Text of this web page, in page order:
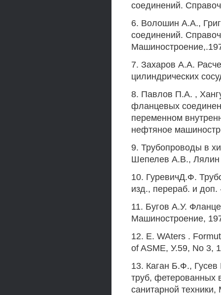
соединений.
6. Волошин A.A.,
соединений.
7. Захаров A.A.
цилиндрических
8. Павлов П.А. ,
фланцевых
переменном
нефтяное
9. Трубопроводы в
Шепелев A.B.,
10. ГуревичД.Ф.
изд., перераб. и
11. Бугов А.У.
Машиностроение,
12. Е. WAters .
of ASME, У.59, No 3,
13. Каган Б.Ф., Гусев
труб, фетерованных
санитарной